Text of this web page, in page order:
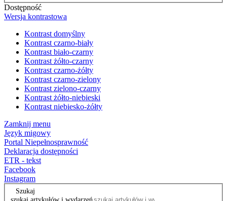
Dostępność
Wersja kontrastowa
Kontrast domyślny
Kontrast czarno-biały
Kontrast biało-czarny
Kontrast żółto-czarny
Kontrast czarno-żółty
Kontrast czarno-zielony
Kontrast zielono-czarny
Kontrast żółto-niebieski
Kontrast niebiesko-żółty
Zamknij menu
Język migowy
Portal Niepełnosprawność
Deklaracja dostępności
ETR - tekst
Facebook
Instagram
Szukaj